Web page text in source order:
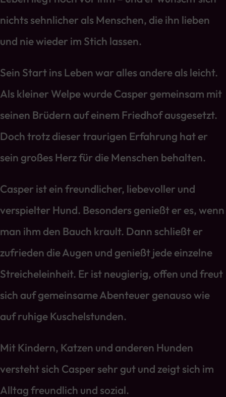
nichts sehnlicher als Menschen, die ihn lieben
und nie wieder im Stich lassen.
Sein Start ins Leben war alles andere als leicht.
Als kleiner Welpe wurde Casper gemeinsam mit
seinen Brüdern auf einem Friedhof ausgesetzt.
Doch trotz dieser traurigen Erfahrung hat er
sein großes Herz für die Menschen behalten.
Casper ist ein freundlicher, liebevoller und
verspielter Hund. Besonders genießt er es, wenn
man ihm den Bauch krault. Dann schließt er
zufrieden die Augen und genießt jede einzelne
Streicheleinheit. Er ist neugierig, offen und freut
sich auf gemeinsame Abenteuer genauso wie
auf ruhige Kuschelstunden.
Mit Kindern, Katzen und anderen Hunden
versteht sich Casper sehr gut und zeigt sich im
Alltag freundlich und sozial.